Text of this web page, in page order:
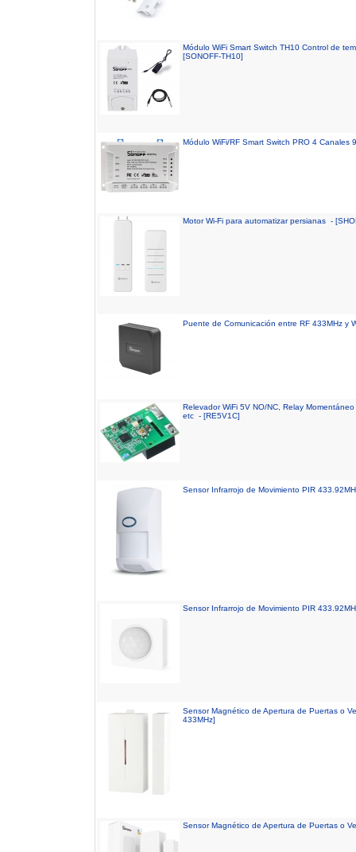
Módulo WiFi Smart Switch TH10 Control de
[SONOFF-TH10]
Módulo WiFi/RF Smart Switch PRO 4
Motor Wi-Fi para automatizar persianas -
Puente de Comunicación entre RF 433MHz y
Relevador WiFi 5V NO/NC, Relay
etc - [RE5V1C]
Sensor Infrarrojo de Movimiento PIR
Sensor Infrarrojo de Movimiento PIR
Sensor Magnético de Apertura de Puertas o
433MHz]
Sensor Magnético de Apertura de Puertas o